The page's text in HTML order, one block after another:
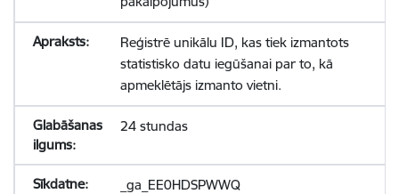
Reģistrē unikālu ID, kas tiek izmantots
statistisko datu iegūšanai par to, kā
apmeklētājs izmanto vietni.
24 stundas
_ga_EE0HDSPWWQ